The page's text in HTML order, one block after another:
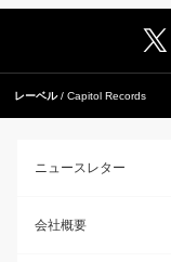
レーベル Capitol Records
ニュースレター
会社概要